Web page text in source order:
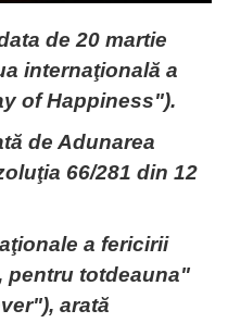
de 20 martie
internaţională a
of Happiness").
de Adunarea
66/281 din 12
a fericirii
pentru totdeauna"
arată